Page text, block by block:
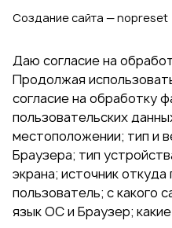
Создание сайта — nopreset
Даю согласие на
Продолжая
согласие на обработку
пользовательских
местоположении; тип и
Браузера; тип
экрана; источник
пользователь; с какого
язык ОС и Браузер;